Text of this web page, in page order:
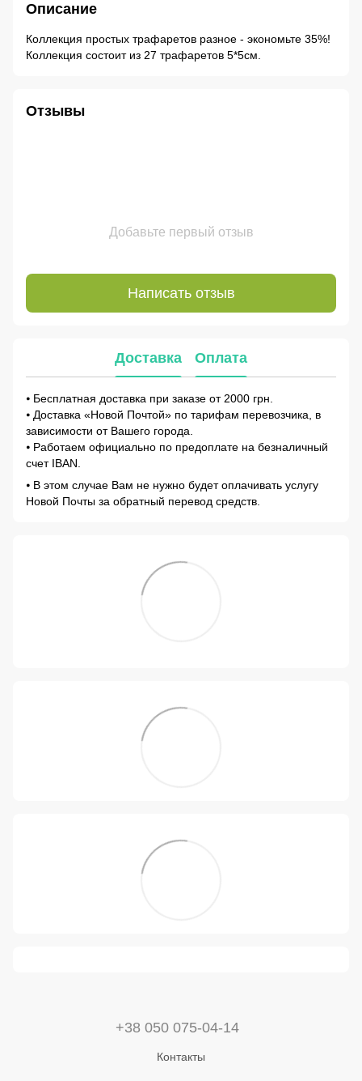
Описание
Коллекция простых трафаретов разное - экономьте 35%!
Коллекция состоит из 27 трафаретов 5*5см.
Отзывы
Добавьте первый отзыв
Написать отзыв
Доставка Оплата
⦁ Бесплатная доставка при заказе от 2000 грн.
⦁ Доставка «Новой Почтой» по тарифам перевозчика, в
зависимости от Вашего города.
⦁ Работаем официально по предоплате на безналичный
счет IBAN.
⦁ В этом случае Вам не нужно будет оплачивать услугу
Новой Почты за обратный перевод средств.
+38 050 075-04-14
Контакты